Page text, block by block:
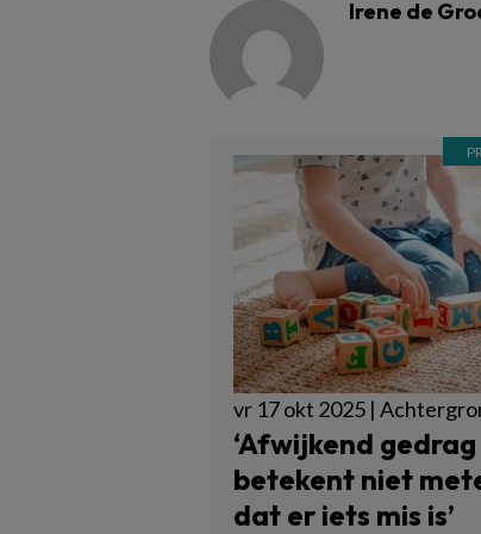
Irene de
vr 17 okt 2025 |
‘Afwijkend gedrag
betekent niet
dat er iets mis is’